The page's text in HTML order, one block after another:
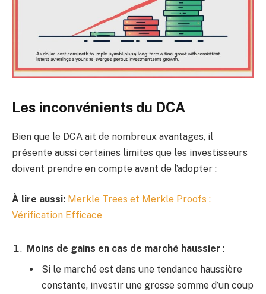
Les inconvénients du DCA
Bien que le DCA ait de nombreux avantages, il
présente aussi certaines limites que les investisseurs
doivent prendre en compte avant de l’adopter :
À lire aussi: Merkle Trees et Merkle Proofs :
Vérification Efficace
Moins de gains en cas de marché haussier :
Si le marché est dans une tendance haussière
constante, investir une grosse somme d’un coup